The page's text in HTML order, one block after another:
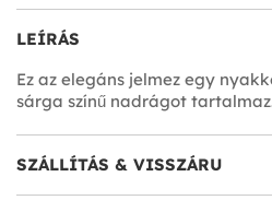
LEÍRÁS
Ez az elegáns jelmez egy
sárga színű nadrágot
SZÁLLÍTÁS & VISSZÁRU